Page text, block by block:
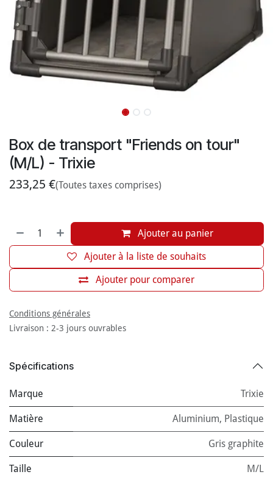
Box de transport "Friends on tour"
(M/L) - Trixie
233,25 €(Toutes taxes comprises)
Ajouter au panier
Ajouter pour comparer
Ajouter à la liste de souhaits
Conditions générales
Livraison : 2-3 jours ouvrables
Spécifications
Marque Trixie
Matière Aluminium, Plastique
Couleur Gris graphite
Taille M/L